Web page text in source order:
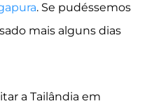
. Se pudéssemos
mais alguns dias
a Tailândia em